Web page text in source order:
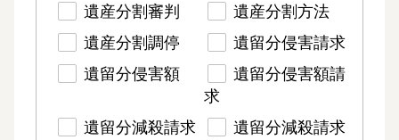
遺産分割審判
遺産分割方法
遺産分割調停
遺留分侵害請求
遺留分侵害額
遺留分侵害額請
求
遺留分減殺請求
遺留分減殺請求